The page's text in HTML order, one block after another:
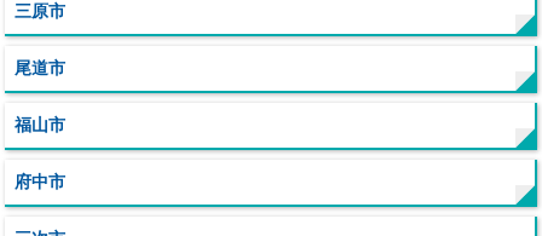
三原市
尾道市
福山市
府中市